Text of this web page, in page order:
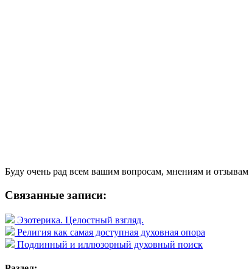
Буду очень рад всем вашим вопросам, мнениям и отзывам
Связанные записи:
Эзотерика. Целостный взгляд.
Религия как самая доступная духовная опора
Подлинный и иллюзорный духовный поиск